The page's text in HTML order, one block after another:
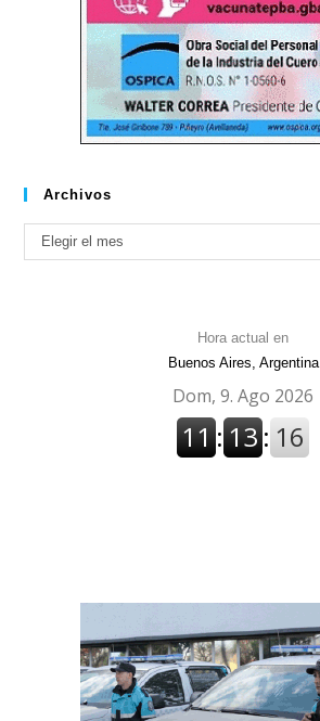
Archivos
Archivos
Elegir el mes
Hora actual en
Buenos Aires, Argentina